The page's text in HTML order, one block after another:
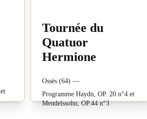
Tournée du
Quatuor
Hermione
Ossès (64) —
Programme Haydn, OP. 20 n°4 et
Mendelssohn, OP.44 n°3